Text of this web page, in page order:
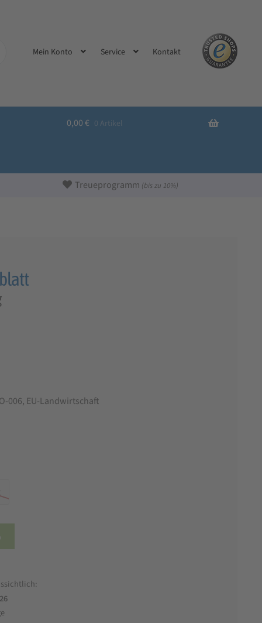
Mein Konto Service Kontakt
0,00 € 0 Artikel
Treueprogramm (bis zu 10%)